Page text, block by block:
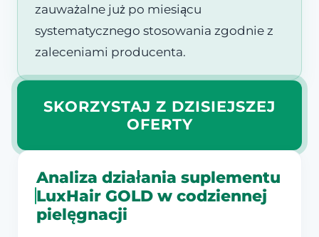
zauważalne już po miesiącu
systematycznego stosowania zgodnie z
zaleceniami producenta.
SKORZYSTAJ Z DZISIEJSZEJ
OFERTY
Analiza działania suplementu
LuxHair GOLD w codziennej
pielęgnacji